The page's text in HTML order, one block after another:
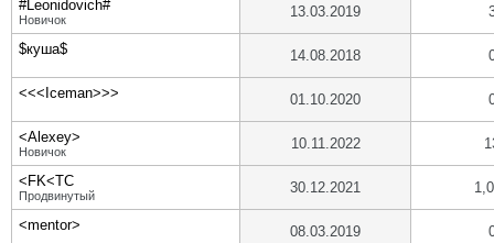
#Leonidovich#
Новичок 13.03.2019
$куша$ 14.08.2018
<<<Iceman>>> 01.10.2020
<Alexey>
Новичок 10.11.2022
<FK<TC
Продвинутый 30.12.2021
<mentor> 08.03.2019